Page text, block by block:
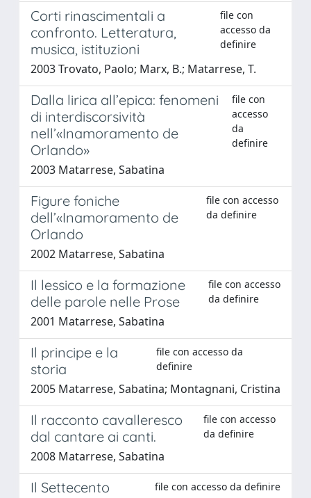
Corti rinascimentali a
confronto. Letteratura,
musica, istituzioni
file con
accesso da
definire
2003 Trovato, Paolo; Marx, B.; Matarrese, T.
Dalla lirica all’epica: fenomeni
di interdiscorsività
nell’«Inamoramento de
Orlando»
file con
accesso
da
definire
2003 Matarrese, Sabatina
Figure foniche
dell’«Inamoramento de
Orlando
file con accesso
da definire
2002 Matarrese, Sabatina
Il lessico e la formazione
delle parole nelle Prose
file con accesso
da definire
2001 Matarrese, Sabatina
Il principe e la
storia
file con accesso da
definire
2005 Matarrese, Sabatina; Montagnani, Cristina
Il racconto cavalleresco
dal cantare ai canti.
file con accesso
da definire
2008 Matarrese, Sabatina
Il Settecento file con accesso da definire